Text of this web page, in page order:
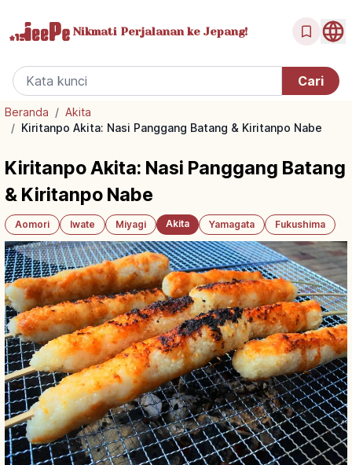
Nikmati Perjalanan ke Jepang!
Beranda / Akita
/ Kiritanpo Akita: Nasi Panggang Batang & Kiritanpo Nabe
Kiritanpo Akita: Nasi Panggang Batang
& Kiritanpo Nabe
Aomori Iwate Miyagi Akita Yamagata Fukushima